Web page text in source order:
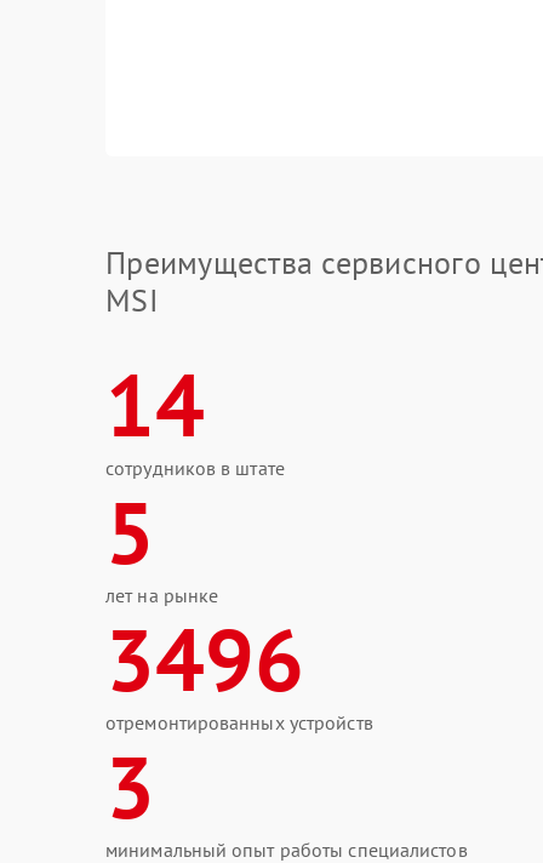
Преимущества сервисного
MSI
14
сотрудников в штате
5
лет на рынке
3496
отремонтированных устройств
3
минимальный опыт работы специалистов